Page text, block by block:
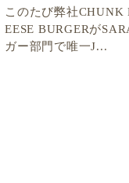
このたび弊社CHUNK
EESE BURGERが
ガー部門で唯一J...